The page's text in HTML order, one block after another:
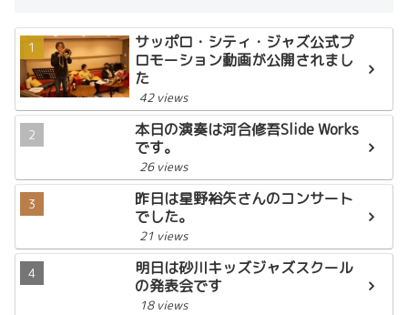
サッポロ・シティ・ジャズ公式プ
ロモーション動画が公開されまし
た
42 views
本日の演奏は河合修吾Slide Works
です。
26 views
昨日は星野裕矢さんのコンサート
でした。
21 views
明日は砂川キッズジャズスクール
の発表会です
18 views